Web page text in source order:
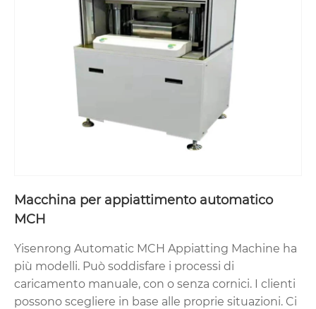
Macchina per appiattimento automatico
MCH
Yisenrong Automatic MCH Appiatting Machine ha
più modelli. Può soddisfare i processi di
caricamento manuale, con o senza cornici. I clienti
possono scegliere in base alle proprie situazioni. Ci